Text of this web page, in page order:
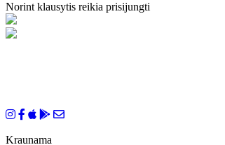
Norint klausytis reikia prisijungti
Kraunama